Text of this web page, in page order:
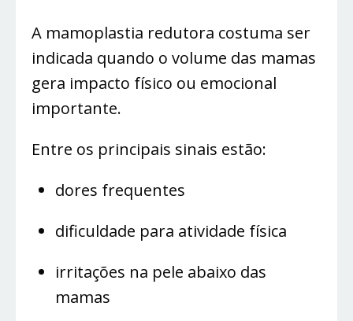
A mamoplastia redutora costuma ser
indicada quando o volume das mamas
gera impacto físico ou emocional
importante.
Entre os principais sinais estão:
dores frequentes
dificuldade para atividade física
irritações na pele abaixo das
mamas